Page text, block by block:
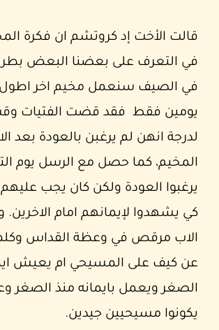
قالت الأخت إد كروتشم ان فكرة
في التعرف على بعضنا البعض
في الصيف سنعمل مخيم اخر اطول.
يومين فقط فقد قضت الفتيات
لدرجة انهن لم يرغبن بالعودة بعد
المخيم، كما حصل مع الرسل يوم
يرغبوا العودة ولكن كان يجب عليهم
كي يشهدوا لإيمانهم امام الاخرين.
الاب مرقص في وعظة القداس
عن كيف على المسيحي ام يعيش
الصغر ويعمل بايمانه منذ الصغر
يكونوا مسيحيين جيدين.